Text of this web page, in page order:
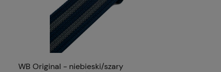
WB Original - niebieski/szary